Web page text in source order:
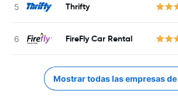
Thrifty
FireFly Car Rental
Mostrar todas las empresas